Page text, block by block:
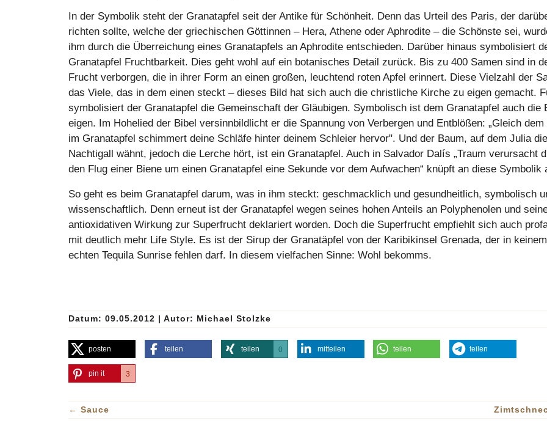
In der Symbolik steht der Granatapfel seit der Antike für Schönheit. Denn das Urteil des Paris, der
richten sollte, welche der griechischen Göttinnen – Hera, Athene oder Aphrodite – die Schönste sei,
ihm durch die Überreichung eines Granatapfels an Aphrodite entschieden. Darüber hinaus symbolisiert
Granatapfel Fruchtbarkeit. Dies geht wohl auf ein botanisches Detail zurück. Bis zu 400 Samen sind in
Frucht verborgen, die in ihrer Form an einen großen, leuchtend roten Apfel erinnert. Diese Vielzahl der
das Viele, das in dem einen steckt – dieses Bild hat sich auch die christliche Kirche zu eigen gemacht.
symbolisiert der Granatapfel die Gemeinschaft der Gläubigen. Symbolisch ist dem Granatapfel auch die
eigen. Im Hohelied der Bibel versinnbildlicht er die Spannung von Verbergen und Entblößen: „Gleich dem
im Granatapfel schimmert deine Schläfe hinter deinem Schleier hervor". Und der Baum, auf dem Julia die
Nachtigall wähnt, jedoch die Lerche hört, ist ein Granatapfel. Auch in Salvador Dalís „Traum verursacht
den Flug einer Biene um einen Granatapfel eine Sekunde vor dem Aufwachen“ knüpft an diese Symbolik
So geht es beim Granatapfel darum, was in ihm steckt: geschmacklich und gesundheitlich, symbolisch
wissenschaftlich. Denn erneut ist der Granatapfel wegen seines hohen Anteils an Polyphenolen und
antioxidativen Wirkung zur Superfrucht deklariert worden. Doch die Superfrucht empfiehlt sich auch
mit deutlich mehr Life Style. Es ist der Sirup der Granatäpfel von der Karibikinsel Grenada, der in keinem
echten Tequila Sunrise fehlen darf. In diesem vielfachen Sinne: Wohl bekomms.
Datum: 09.05.2012 | Autor: Michael Stolzke
posten teilen teilen 0 mitteilen teilen teilen
pin it 3
← Sauce